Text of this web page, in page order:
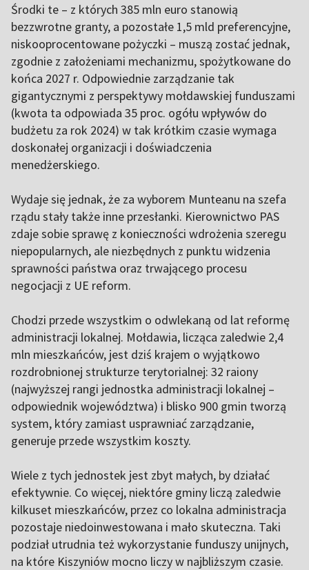
Środki te – z których 385 mln euro stanowią
bezzwrotne granty, a pozostałe 1,5 mld preferencyjne,
niskooprocentowane pożyczki – muszą zostać jednak,
zgodnie z założeniami mechanizmu, spożytkowane do
końca 2027 r. Odpowiednie zarządzanie tak
gigantycznymi z perspektywy mołdawskiej funduszami
(kwota ta odpowiada 35 proc. ogółu wpływów do
budżetu za rok 2024) w tak krótkim czasie wymaga
doskonałej organizacji i doświadczenia
menedżerskiego.
Wydaje się jednak, że za wyborem Munteanu na szefa
rządu stały także inne przesłanki. Kierownictwo PAS
zdaje sobie sprawę z konieczności wdrożenia szeregu
niepopularnych, ale niezbędnych z punktu widzenia
sprawności państwa oraz trwającego procesu
negocjacji z UE reform.
Chodzi przede wszystkim o odwlekaną od lat reformę
administracji lokalnej. Mołdawia, licząca zaledwie 2,4
mln mieszkańców, jest dziś krajem o wyjątkowo
rozdrobnionej strukturze terytorialnej: 32 raiony
(najwyższej rangi jednostka administracji lokalnej –
odpowiednik województwa) i blisko 900 gmin tworzą
system, który zamiast usprawniać zarządzanie,
generuje przede wszystkim koszty.
Wiele z tych jednostek jest zbyt małych, by działać
efektywnie. Co więcej, niektóre gminy liczą zaledwie
kilkuset mieszkańców, przez co lokalna administracja
pozostaje niedoinwestowana i mało skuteczna. Taki
podział utrudnia też wykorzystanie funduszy unijnych,
na które Kiszyniów mocno liczy w najbliższym czasie.